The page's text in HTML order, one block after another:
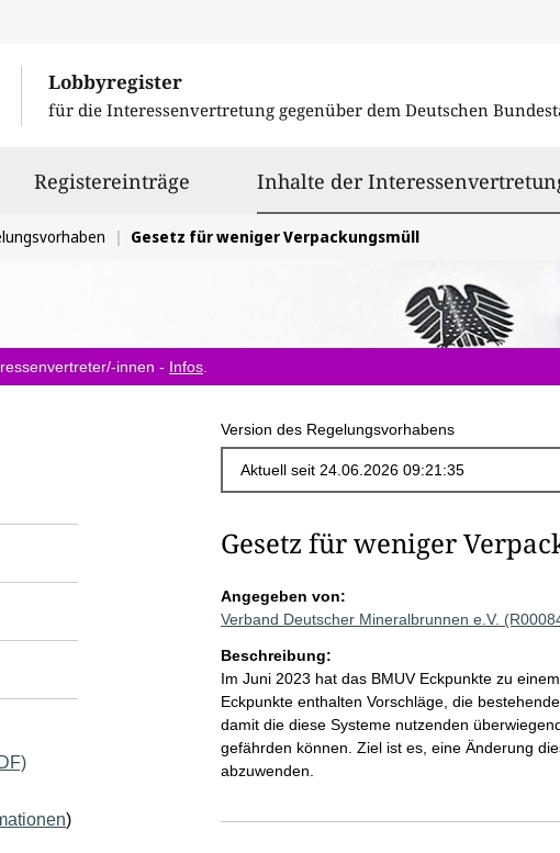
Lobbyregister
für die Interessenvertretung gegenüber dem Deutschen
Registereinträge Inhalte der
Gesetz für weniger Verpackungsmüll
innen - Infos
Version des Regelungsvorhabens
)
Gesetz für weniger
Angegeben von:
Verband Deutscher Mineralbrunnen e.V.
Beschreibung:
Im Juni 2023 hat das BMUV Eckpunkte zu
Eckpunkte enthalten Vorschläge, die
damit die diese Systeme nutzenden
gefährden können. Ziel ist es, eine Änderung
abzuwenden.